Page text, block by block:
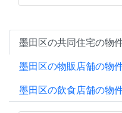
墨田区の共同住宅の物
墨田区の物販店舗の物
墨田区の飲食店舗の物